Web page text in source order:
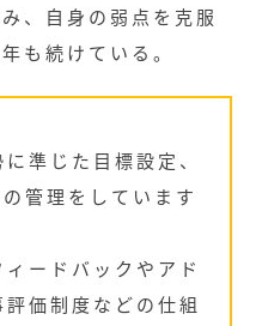
、自身の弱点を克服
も続けている。
準じた目標設定、
管理をしています
ードバックやアド
価制度などの仕組